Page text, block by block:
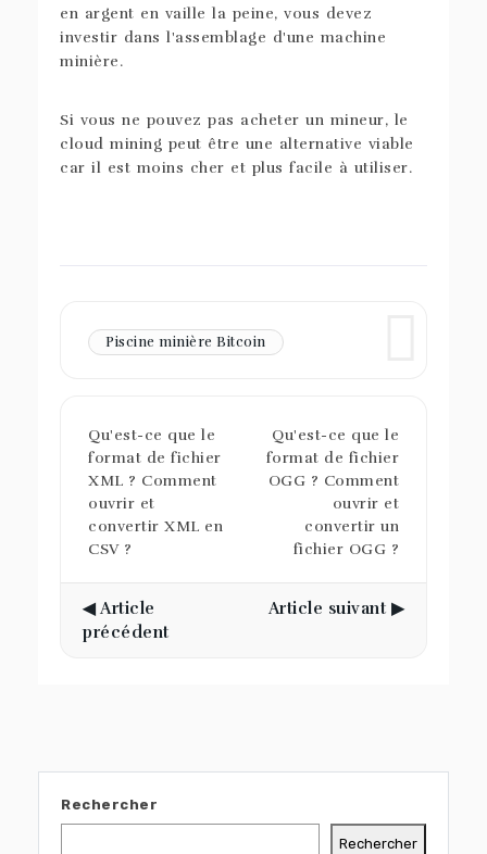
en argent en vaille la peine, vous devez
investir dans l'assemblage d'une machine
minière.
Si vous ne pouvez pas acheter un mineur, le
cloud mining peut être une alternative viable
car il est moins cher et plus facile à utiliser.
Piscine minière Bitcoin
Qu'est-ce que le
format de fichier
XML ? Comment
ouvrir et
convertir XML en
CSV ?
Qu'est-ce que le
format de fichier
OGG ? Comment
ouvrir et
convertir un
fichier OGG ?
◀ Article
précédent
Article suivant ▶
Rechercher
Rechercher